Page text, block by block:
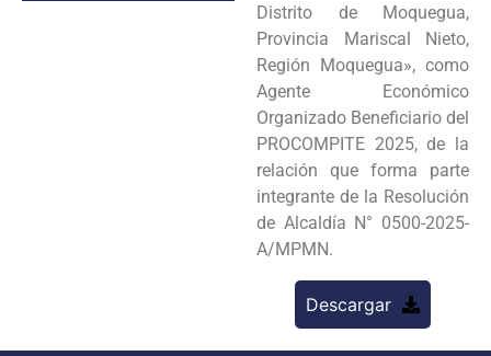
Distrito de Moquegua,
Provincia Mariscal Nieto,
Región Moquegua», como
Agente Económico
Organizado Beneficiario del
PROCOMPITE 2025, de la
relación que forma parte
integrante de la Resolución
de Alcaldía N° 0500-2025-
A/MPMN.
Descargar